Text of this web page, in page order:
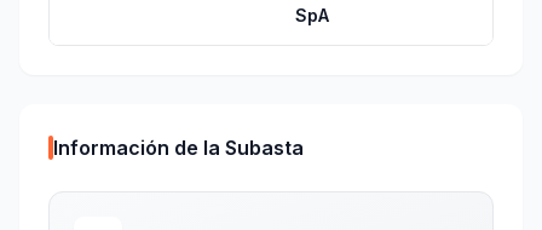
SpA
Información de la Subasta